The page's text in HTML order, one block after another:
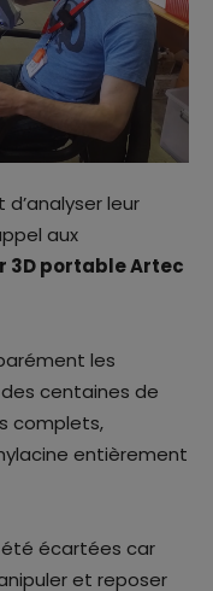
leur
aux
3D portable Artec
les
centaines de
complets,
entièrement
écartées car
et reposer